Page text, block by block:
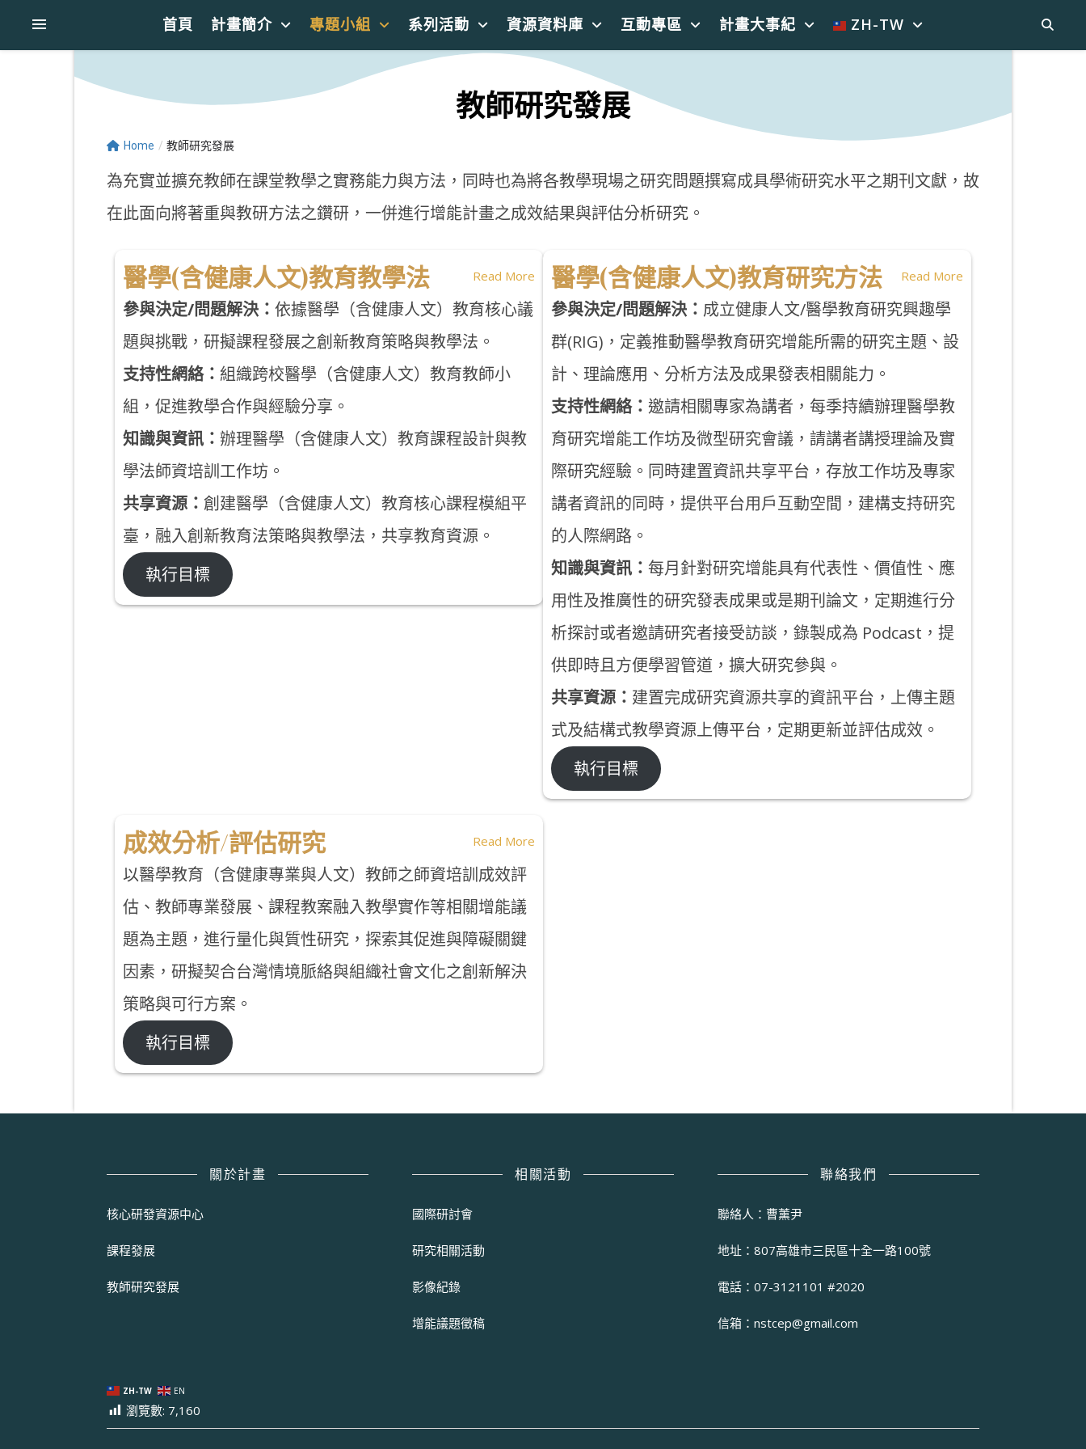
首頁 計畫簡介 專題小組 系列活動 資源資料庫 互動專區 計畫大事紀 ZH-TW
教師研究發展
Home / 教師研究發展
為充實並擴充教師在課堂教學之實務能力與方法，同時也為將各教學現場之研究問題撰寫成具學術研究水平之期刊文獻，故
在此面向將著重與教研方法之鑽研，一併進行增能計畫之成效結果與評估分析研究。
醫學(含健康人文)教育教學法 Read More
參與決定/問題解決： 依據醫學（含健康人文）教育核心議
題與挑戰，研擬課程發展之創新教育策略與教學法。
支持性網絡： 組織跨校醫學（含健康人文）教育教師小
組，促進教學合作與經驗分享。
知識與資訊： 辦理醫學（含健康人文）教育課程設計與教
學法師資培訓工作坊。
共享資源： 創建醫學（含健康人文）教育核心課程模組平
臺，融入創新教育法策略與教學法，共享教育資源。
執行目標
醫學(含健康人文)教育研究方法 Read More
參與決定/問題解決： 成立健康人文/醫學教育研究興趣學
群(RIG)，定義推動醫學教育研究增能所需的研究主題、設
計、理論應用、分析方法及成果發表相關能力。
支持性網絡： 邀請相關專家為講者，每季持續辦理醫學教
育研究增能工作坊及微型研究會議，請講者講授理論及實
際研究經驗。同時建置資訊共享平台，存放工作坊及專家
講者資訊的同時，提供平台用戶互動空間，建構支持研究
的人際網路。
知識與資訊： 每月針對研究增能具有代表性、價值性、應
用性及推廣性的研究發表成果或是期刊論文，定期進行分
析探討或者邀請研究者接受訪談，錄製成為 Podcast，提
供即時且方便學習管道，擴大研究參與。
共享資源： 建置完成研究資源共享的資訊平台，上傳主題
式及結構式教學資源上傳平台，定期更新並評估成效。
執行目標
成效分析/評估研究 Read More
以醫學教育（含健康專業與人文）教師之師資培訓成效評
估、教師專業發展、課程教案融入教學實作等相關增能議
題為主題，進行量化與質性研究，探索其促進與障礙關鍵
因素，研擬契合台灣情境脈絡與組織社會文化之創新解決
策略與可行方案。
執行目標
關於計畫
核心研發資源中心
課程發展
教師研究發展
相關活動
國際研討會
研究相關活動
影像紀錄
增能議題徵稿
聯絡我們
聯絡人：曹薰尹
地址：807高雄市三民區十全一路100號
電話：07-3121101 #2020
信箱： nstcep@gmail.com
ZH-TW EN
瀏覽數: 7,160